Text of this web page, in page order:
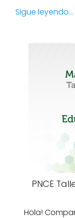
Sigue leyendo...
PNCE
Hola!